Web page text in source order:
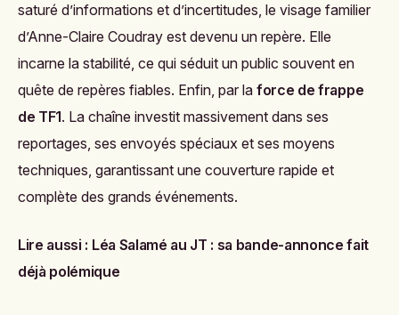
saturé d’informations et d’incertitudes, le visage familier
d’Anne-Claire Coudray est devenu un repère. Elle
incarne la stabilité, ce qui séduit un public souvent en
quête de repères fiables. Enfin, par la force de frappe
de TF1. La chaîne investit massivement dans ses
reportages, ses envoyés spéciaux et ses moyens
techniques, garantissant une couverture rapide et
complète des grands événements.
Lire aussi : Léa Salamé au JT : sa bande-annonce fait
déjà polémique